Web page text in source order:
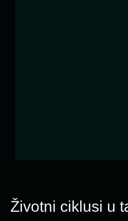
Životni ciklusi u